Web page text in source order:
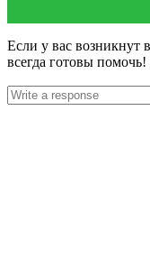
Если у вас возникнут
всегда готовы помочь!